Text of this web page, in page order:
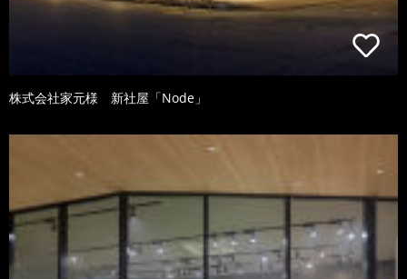
株式会社家元様 新社屋「Node」